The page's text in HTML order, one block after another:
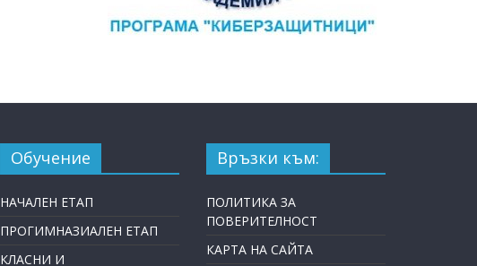
Обучение
НАЧАЛЕН ЕТАП
ПРОГИМНАЗИАЛЕН ЕТАП
КЛАСНИ И
Връзки към:
ПОЛИТИКА ЗА
ПОВЕРИТЕЛНОСТ
КАРТА НА САЙТА